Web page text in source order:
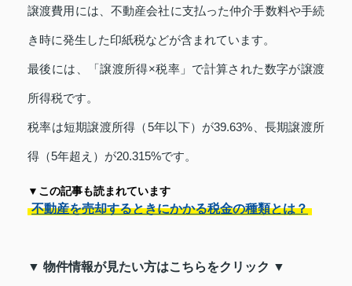
譲渡費用には、不動産会社に支払った仲介手数料や手続
き時に発生した印紙税などが含まれています。
最後には、「譲渡所得×税率」で計算された数字が譲渡
所得税です。
税率は短期譲渡所得（5年以下）が39.63%、長期譲渡所
得（5年超え）が20.315%です。
▼この記事も読まれています
不動産を売却するときにかかる税金の種類とは？
▼ 物件情報が見たい方はこちらをクリック ▼